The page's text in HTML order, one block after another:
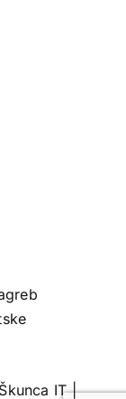
Škunca IT|